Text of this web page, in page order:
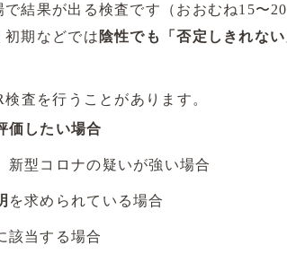
結果が出る検査です（おおむね15〜
期などでは 陰性でも「否定しきれな
査を行うことがあります。
価したい場合
新型コロナの疑いが強い場合
を求められている場合
該当する場合